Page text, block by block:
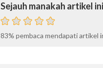
Sejauh manakah artikel
83% pembaca mendapati artikel